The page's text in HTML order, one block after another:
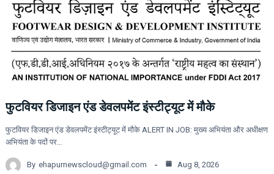
फुटवियर डिजाइन एंड डेवलपमेंट इंस्टीट्यूट में मौके
फुटवियर डिजाइन एंड डेवलपमेंट इंस्टीट्यूट में मौके ALERT IN JOB: मुख्य अभियंता और अधीक्षण
अभियंता के पदों पर…
By ehapurnewscloud@gmail.com Aug 8, 2026